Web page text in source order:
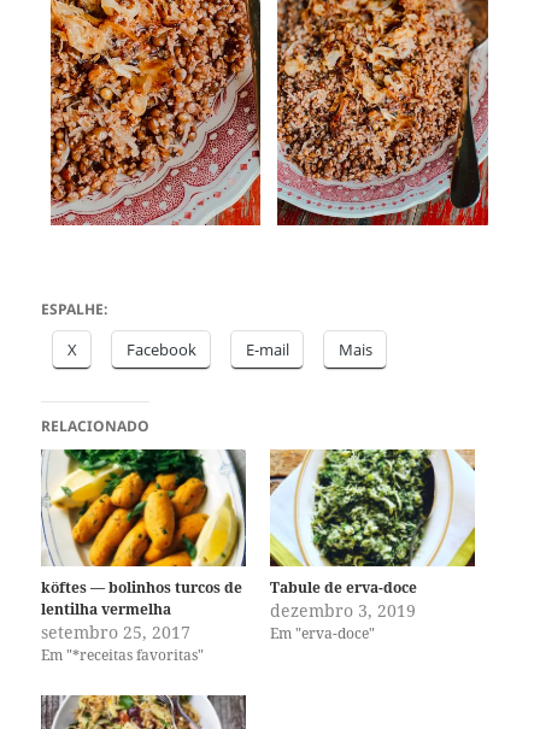
ESPALHE:
X Facebook E-mail Mais
RELACIONADO
köftes — bolinhos turcos de
lentilha vermelha
setembro 25, 2017
Em "*receitas favoritas"
Tabule de erva-doce
dezembro 3, 2019
Em "erva-doce"